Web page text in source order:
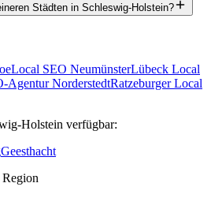
Städten in Schleswig-Holstein?
Local SEO NeumünsterLübeck Local
Agentur NorderstedtRatzeburger Local
Holstein verfügbar:
Geesthacht